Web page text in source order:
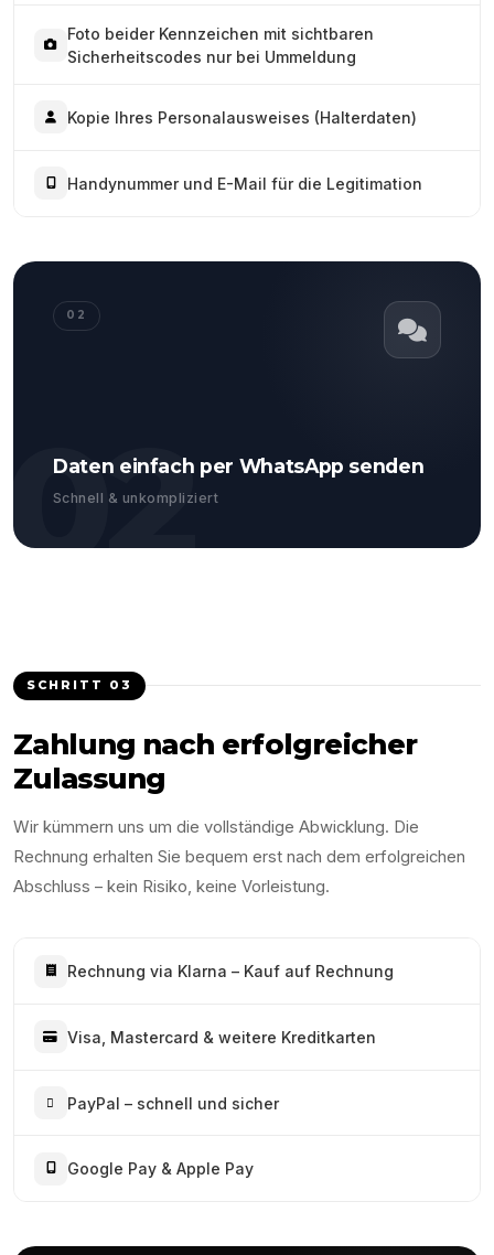
Foto beider Kennzeichen mit sichtbaren
Sicherheitscodes nur bei Ummeldung
Kopie Ihres Personalausweises (Halterdaten)
Handynummer und E-Mail für die Legitimation
02
02
Daten einfach per WhatsApp senden
Schnell & unkompliziert
SCHRITT 03
Zahlung nach erfolgreicher
Zulassung
Wir kümmern uns um die vollständige Abwicklung. Die
Rechnung erhalten Sie bequem erst nach dem erfolgreichen
Abschluss – kein Risiko, keine Vorleistung.
Rechnung via Klarna – Kauf auf Rechnung
Visa, Mastercard & weitere Kreditkarten
PayPal – schnell und sicher
Google Pay & Apple Pay